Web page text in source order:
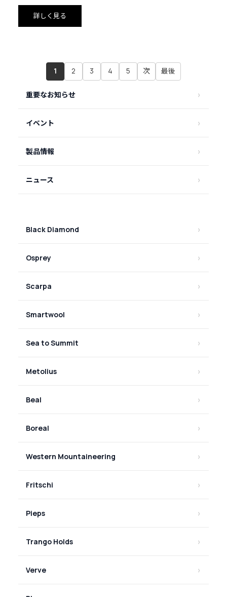
ております。
お買い上げの方には、購入品ブランドのステッカーをプレ
詳しく見る
1 2 3 4 5 次 最後
重要なお知らせ
イベント
製品情報
ニュース
Black Diamond
Osprey
Scarpa
Smartwool
Sea to Summit
Metolius
Beal
Boreal
Western Mountaineering
Fritschi
Pieps
Trango Holds
Verve